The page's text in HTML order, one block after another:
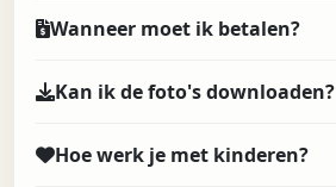
Wanneer moet ik betalen?
Kan ik de foto's downloaden?
Hoe werk je met kinderen?